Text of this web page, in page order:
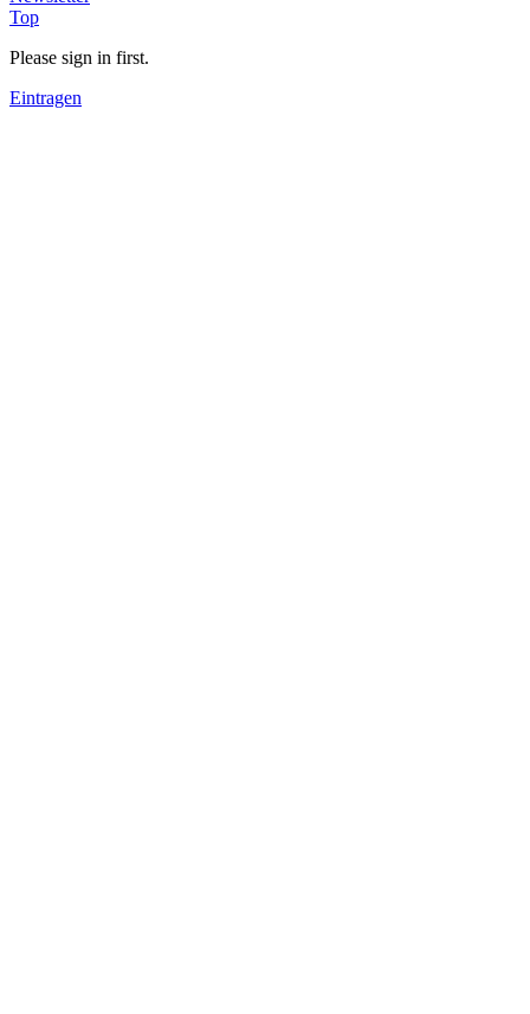
Top
Please sign in first.
Eintragen